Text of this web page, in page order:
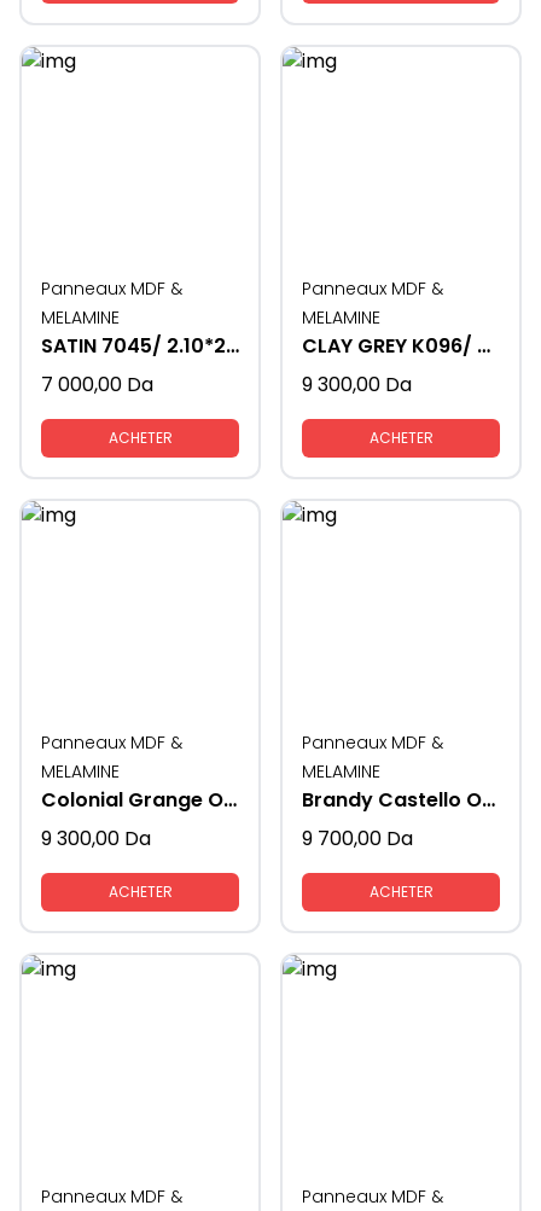
Panneaux MDF &
MELAMINE
SATIN 7045/ 2.10*2.80- 16MM
7 000,00 Da
ACHETER
Panneaux MDF &
MELAMINE
CLAY GREY K096/ 2.10*2.80- 19MM
9 300,00 Da
ACHETER
Panneaux MDF &
MELAMINE
Colonial Grange Oak K354 19MM / 2.10*2.80
9 300,00 Da
ACHETER
Panneaux MDF &
MELAMINE
Brandy Castello Oak -K359- 19 MM
9 700,00 Da
ACHETER
Panneaux MDF &
Panneaux MDF &